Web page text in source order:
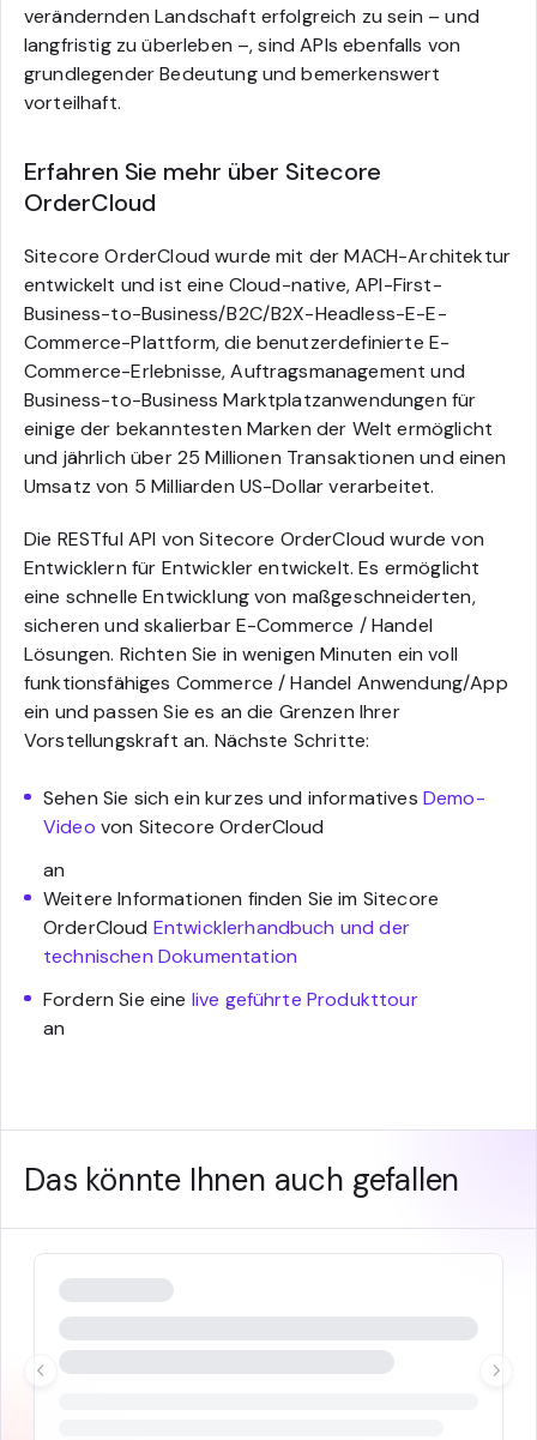
verändernden Landschaft erfolgreich zu sein – und
langfristig zu überleben –, sind APIs ebenfalls von
grundlegender Bedeutung und bemerkenswert
vorteilhaft.
Erfahren Sie mehr über Sitecore
OrderCloud
Sitecore OrderCloud wurde mit der MACH-Architektur
entwickelt und ist eine Cloud-native, API-First-
Business-to-Business/B2C/B2X-Headless-E-E-
Commerce-Plattform, die benutzerdefinierte E-
Commerce-Erlebnisse, Auftragsmanagement und
Business-to-Business Marktplatzanwendungen für
einige der bekanntesten Marken der Welt ermöglicht
und jährlich über 25 Millionen Transaktionen und einen
Umsatz von 5 Milliarden US-Dollar verarbeitet.
Die RESTful API von Sitecore OrderCloud wurde von
Entwicklern für Entwickler entwickelt. Es ermöglicht
eine schnelle Entwicklung von maßgeschneiderten,
sicheren und skalierbar E-Commerce / Handel
Lösungen. Richten Sie in wenigen Minuten ein voll
funktionsfähiges Commerce / Handel Anwendung/App
ein und passen Sie es an die Grenzen Ihrer
Vorstellungskraft an. Nächste Schritte:
Sehen Sie sich ein kurzes und informatives Demo-
Video von Sitecore OrderCloud
an
Weitere Informationen finden Sie im Sitecore
OrderCloud Entwicklerhandbuch und der
technischen Dokumentation
Fordern Sie eine live geführte Produkttour
an
Das könnte Ihnen auch gefallen